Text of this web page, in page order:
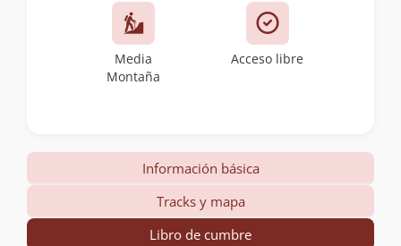
Media
Montaña
Acceso libre
Información básica
Tracks y mapa
Libro de cumbre